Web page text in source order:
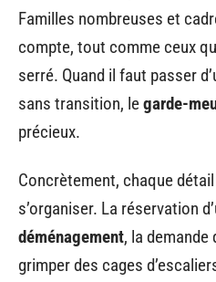
Familles nombreuses et
compte, tout comme ceux
serré. Quand il faut passer
sans transition, legarde-
précieux.
Concrètement, chaque
s’organiser. La réservation
déménagement, la demande
grimper des cages